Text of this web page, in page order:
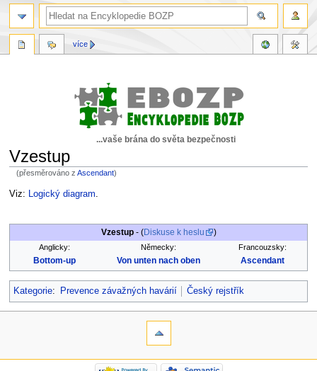
...vaše brána do světa bezpečnosti
Vzestup
(přesměrováno zAscendant)
Skočit
Skočit
Viz: Logický diagram.
Vzestup- (Diskuse k heslu )
Anglicky: Německy: Francouzsky:
Bottom-up Von unten nach oben Ascendant
Kategorie: Prevence závažných havárií Český rejstřík
více